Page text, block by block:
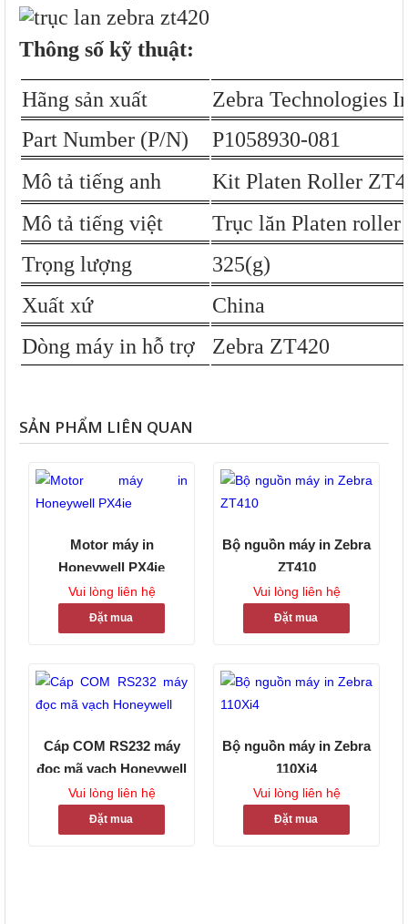
Thông số kỹ thuật:
Hãng sản xuất
Zebra Technologies
Part Number (P/N)
P1058930-081
Mô tả tiếng anh
Kit Platen Roller
Mô tả tiếng việt
Trục lăn Platen roller
Trọng lượng
325(g)
Xuất xứ
China
Dòng máy in hỗ trợ Zebra ZT420
SẢN PHẨM LIÊN QUAN
Motor máy in
Honeywell PX4ie
Vui lòng liên hệ
Đặt mua
Bộ nguồn máy in Zebra
ZT410
Vui lòng liên hệ
Đặt mua
Cáp COM RS232 máy
đọc mã vạch Honeywell
Vui lòng liên hệ
Đặt mua
Bộ nguồn máy in Zebra
110Xi4
Vui lòng liên hệ
Đặt mua